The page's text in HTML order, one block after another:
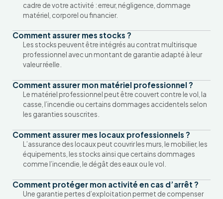
cadre de votre activité : erreur, négligence, dommage
matériel, corporel ou financier.
Comment assurer mes stocks ?
Les stocks peuvent être intégrés au contrat multirisque
professionnel avec un montant de garantie adapté à leur
valeur réelle.
Comment assurer mon matériel professionnel ?
Le matériel professionnel peut être couvert contre le vol, la
casse, l’incendie ou certains dommages accidentels selon
les garanties souscrites.
Comment assurer mes locaux professionnels ?
L’assurance des locaux peut couvrir les murs, le mobilier, les
équipements, les stocks ainsi que certains dommages
comme l’incendie, le dégât des eaux ou le vol.
Comment protéger mon activité en cas d’arrêt ?
Une garantie pertes d’exploitation permet de compenser